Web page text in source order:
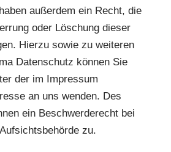
außerdem ein Recht, die
oder Löschung dieser
Hierzu sowie zu weiteren
Datenschutz können Sie
der im Impressum
an uns wenden. Des
ein Beschwerderecht bei
zu.